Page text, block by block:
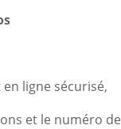
ligne sécurisé,
et le numéro de